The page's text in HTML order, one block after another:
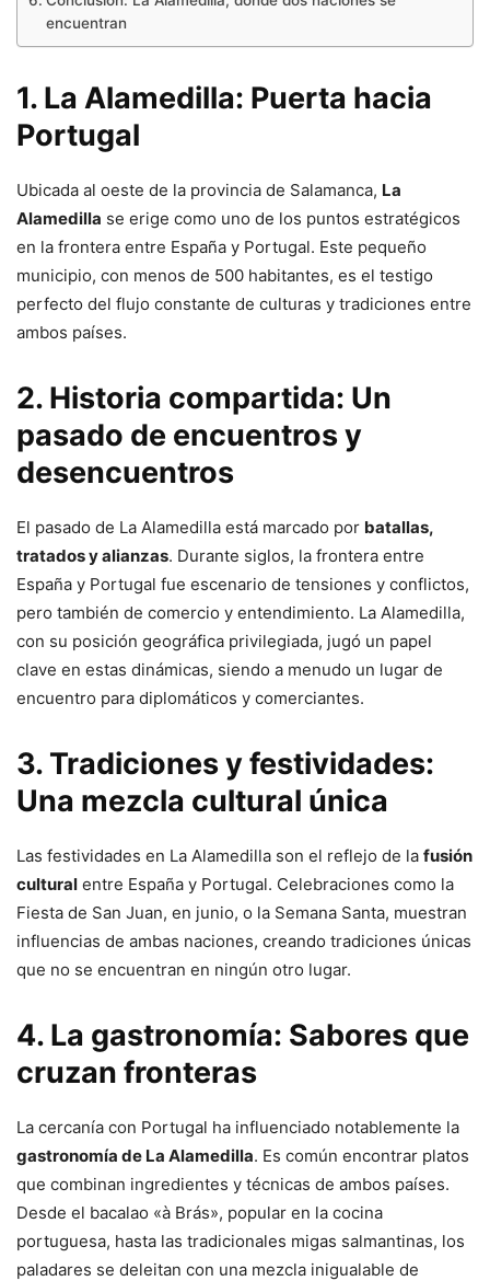
encuentran
1. La Alamedilla: Puerta hacia
Portugal
Ubicada al oeste de la provincia de Salamanca, La
Alamedilla se erige como uno de los puntos estratégicos
en la frontera entre España y Portugal. Este pequeño
municipio, con menos de 500 habitantes, es el testigo
perfecto del flujo constante de culturas y tradiciones entre
ambos países.
2. Historia compartida: Un
pasado de encuentros y
desencuentros
El pasado de La Alamedilla está marcado por batallas,
tratados y alianzas. Durante siglos, la frontera entre
España y Portugal fue escenario de tensiones y conflictos,
pero también de comercio y entendimiento. La Alamedilla,
con su posición geográfica privilegiada, jugó un papel
clave en estas dinámicas, siendo a menudo un lugar de
encuentro para diplomáticos y comerciantes.
3. Tradiciones y festividades:
Una mezcla cultural única
Las festividades en La Alamedilla son el reflejo de la fusión
cultural entre España y Portugal. Celebraciones como la
Fiesta de San Juan, en junio, o la Semana Santa, muestran
influencias de ambas naciones, creando tradiciones únicas
que no se encuentran en ningún otro lugar.
4. La gastronomía: Sabores que
cruzan fronteras
La cercanía con Portugal ha influenciado notablemente la
gastronomía de La Alamedilla. Es común encontrar platos
que combinan ingredientes y técnicas de ambos países.
Desde el bacalao «à Brás», popular en la cocina
portuguesa, hasta las tradicionales migas salmantinas, los
paladares se deleitan con una mezcla inigualable de